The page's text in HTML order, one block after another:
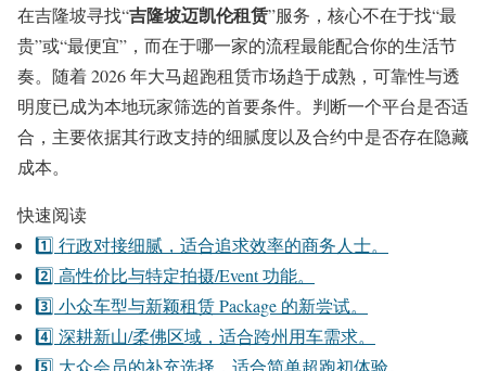
在吉隆坡寻找“吉隆坡迈凯伦租赁”服务，核心不在于找“最
贵”或“最便宜”，而在于哪一家的流程最能配合你的生活节
奏。随着 2026 年大马超跑租赁市场趋于成熟，可靠性与透
明度已成为本地玩家筛选的首要条件。判断一个平台是否适
合，主要依据其行政支持的细腻度以及合约中是否存在隐藏
成本。
快速阅读
1️⃣ 行政对接细腻，适合追求效率的商务人士。
2️⃣ 高性价比与特定拍摄/Event 功能。
3️⃣ 小众车型与新颖租赁 Package 的新尝试。
4️⃣ 深耕新山/柔佛区域，适合跨州用车需求。
5️⃣ 大众会员的补充选择，适合简单超跑初体验。